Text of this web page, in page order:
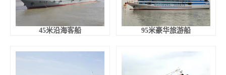
45米沿海客船 95米豪华旅游船